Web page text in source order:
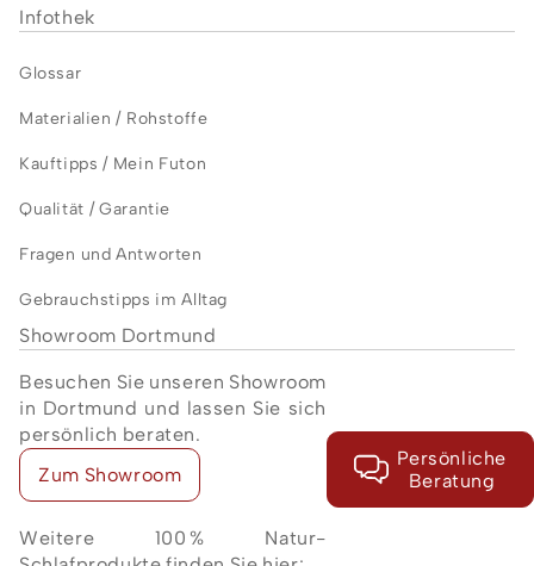
Persönliche
Beratung
Infothek
Glossar
Materialien / Rohstoffe
Kauftipps / Mein Futon
Qualität / Garantie
Fragen und Antworten
Gebrauchstipps im Alltag
Showroom Dortmund
Besuchen Sie unseren Showroom
in Dortmund und lassen Sie sich
persönlich beraten.
Zum Showroom
Weitere 100 % Natur-